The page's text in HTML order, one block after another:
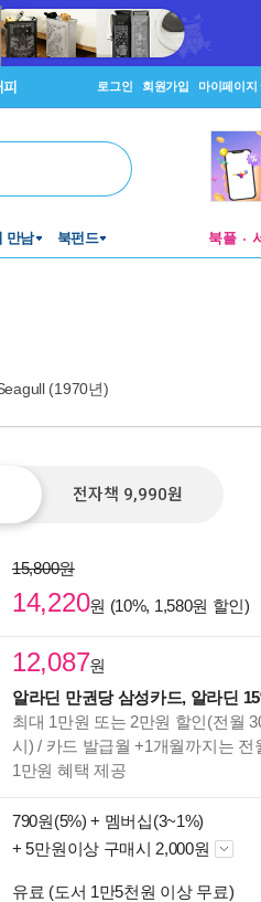
피 로그인 회원가입 마이페이지
만남 북펀드 북플
(1970년)
전자책 9,990원
15,800원
14,220원 (10%, 1,580원 할인)
12,087원
알라딘 만권당 삼성카드, 알라딘
최대 1만원 또는 2만원 할인(전월
시) / 카드 발급월 +1개월까지는 전
1만원 혜택 제공
790원(5%) + 멤버십(3~1%)
+ 5만원이상 구매시 2,000원
유료 (도서 1만5천원 이상 무료)